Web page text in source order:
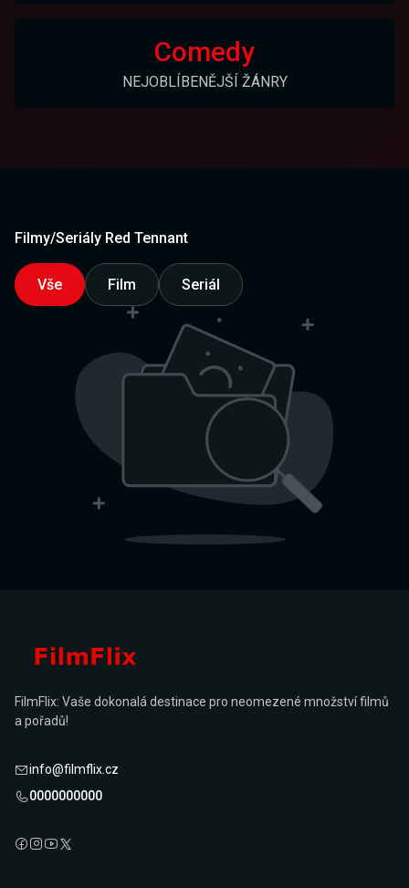
Comedy
NEJOBLÍBENĚJŠÍ ŽÁNRY
Filmy/Seriály Red Tennant
Vše Film Seriál
FilmFlix: Vaše dokonalá destinace pro neomezené množství filmů
a pořadů!
info@filmflix.cz
0000000000